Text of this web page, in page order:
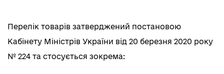
Перелік товарів затверджений постановою
Кабінету Міністрів України від 20 березня 2020 року
№ 224 та стосується зокрема: